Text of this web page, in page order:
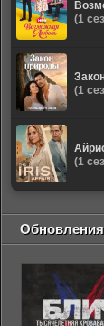
(1
(1
(1